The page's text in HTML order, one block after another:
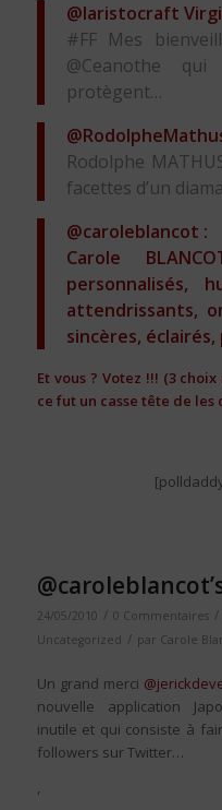
@laristocraft
#FF Mes
@Ceanothe
protègent…
Rodolphe
facettes d’un
@caroleblancot :
Carole
personnalisés,
attendrissants,
sincères,
Et vous ? Votez !!! (3
ce fut un casse tête de les
24/05/2010 / 0 Commentaires /
Uncategorized / par Carole
Un grand merci
nouvelle application
inutile et qui consiste à
followers sur Twitter…
,